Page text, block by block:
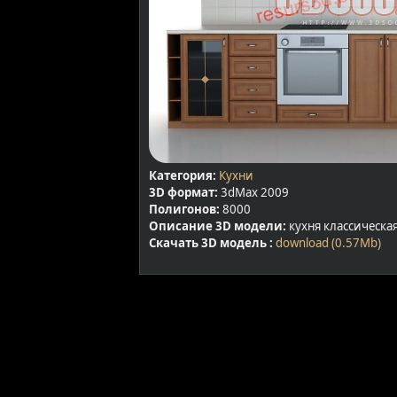
Категория: Кухни
3D формат: 3dMax 2009
Полигонов: 8000
Описание 3D модели: кухня
Скачать 3D модель : download (0.57Mb)